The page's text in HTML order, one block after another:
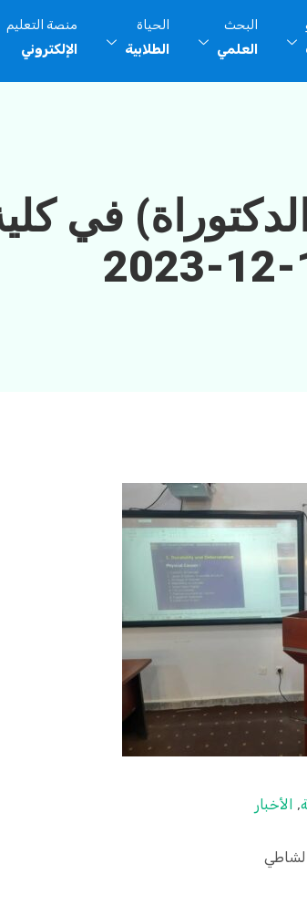
البحث
العلمي
الحياة
الطلابية
منصة التعليم
الإلكتروني
في
, الأخبار